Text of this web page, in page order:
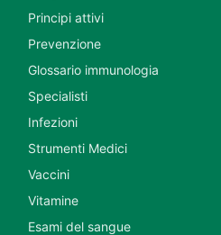
Principi attivi
Prevenzione
Glossario immunologia
Specialisti
Infezioni
Strumenti Medici
Vaccini
Vitamine
Esami del sangue